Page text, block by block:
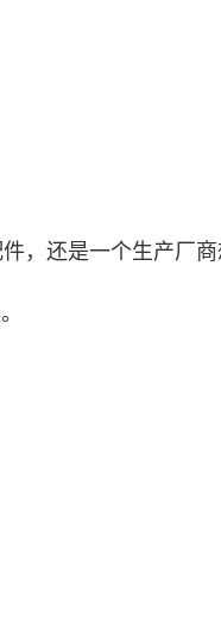
还是一个生产厂商